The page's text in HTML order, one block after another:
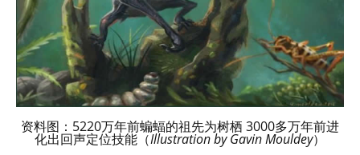
资料图：5220万年前蝙蝠的祖先为树栖 3000多万年前进
化出回声定位技能（Illustration by Gavin Mouldey）